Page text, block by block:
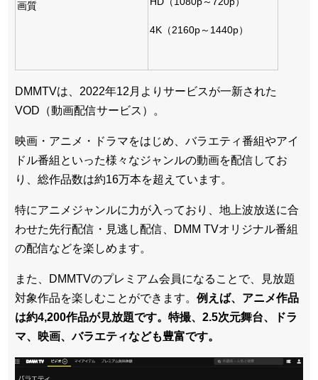
画質
4K（2160p～1440p）
DMMTVは、2022年12月よりサービスが一新された
VOD（動画配信サービス）。
映画・アニメ・ドラマをはじめ、バラエティ番組やアイ
ドル番組といった様々なジャンルの動画を配信してお
り、総作品数は約16万本を超えています。
特にアニメジャンルに力が入っており、地上波放送に合
わせた先行配信・見逃し配信、DMM TVオリジナル番組
の配信などを楽しめます。
また、DMMTVのプレミアム会員になることで、見放題
対象作品を楽しむことができます。 例えば、アニメ作品
は約4,200作品が見放題です。特撮、2.5次元舞台、ドラ
マ、映画、バラエティなども豊富です。